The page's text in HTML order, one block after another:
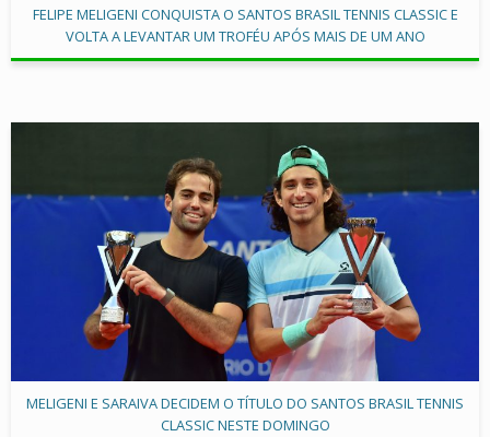
FELIPE MELIGENI CONQUISTA O SANTOS BRASIL TENNIS CLASSIC E
VOLTA A LEVANTAR UM TROFÉU APÓS MAIS DE UM ANO
MELIGENI E SARAIVA DECIDEM O TÍTULO DO SANTOS BRASIL TENNIS
CLASSIC NESTE DOMINGO